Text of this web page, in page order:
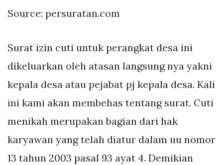
Source: persuratan.com
Surat izin cuti untuk perangkat desa ini
dikeluarkan oleh atasan langsung nya yakni
kepala desa atau pejabat pj kepala desa. Kali
ini kami akan membehas tentang surat. Cuti
menikah merupakan bagian dari hak
karyawan yang telah diatur dalam uu nomor
13 tahun 2003 pasal 93 ayat 4. Demikian